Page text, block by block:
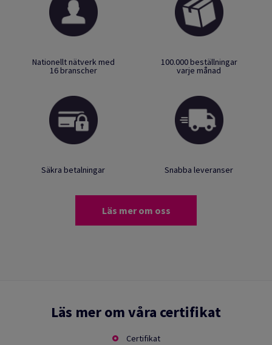
Nationellt nätverk med
16 branscher
100.000 beställningar
varje månad
Säkra betalningar Snabba leveranser
Läs mer om oss
Läs mer om våra certifikat
Certifikat